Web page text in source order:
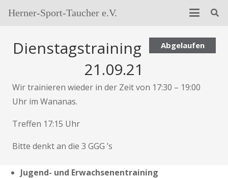
Herner-Sport-Taucher e.V.
Abgelaufen
Dienstagstraining
21.09.21
Wir trainieren wieder in der Zeit von 17:30 – 19:00
Uhr im Wananas.
Treffen 17:15 Uhr
Bitte denkt an die 3 GGG ’s
Jugend- und Erwachsenentraining